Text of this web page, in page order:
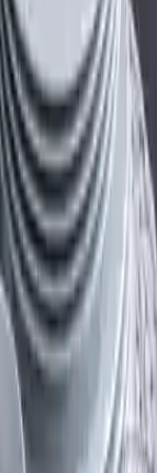
ürün
ürünün
Ancak, bazı
sorunlar
: Modern ve şık
: Parçalar,
: Hafif yapısı
kalite sorunlarına
ve kırık tespit